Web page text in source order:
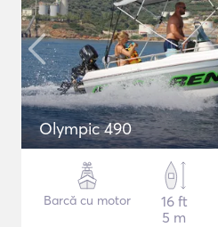
Olympic 490
Barcă cu motor
16 ft
5 m